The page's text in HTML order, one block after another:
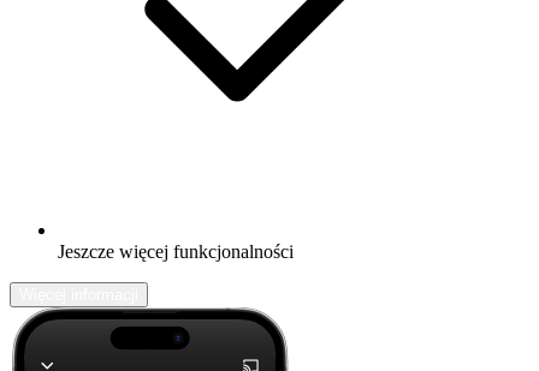
Jeszcze więcej funkcjonalności